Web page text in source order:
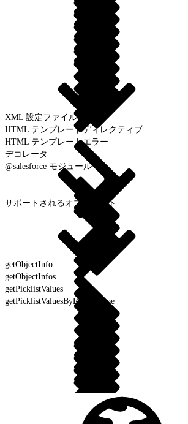
XML 設定ファイルの要素
HTML テンプレートディレクティブ
HTML テンプレートエラー
デコレータ
@salesforce モジュール
サポートされるオブジェクト
getObjectInfo
getObjectInfos
getPicklistValues
getPicklistValuesByRecordType